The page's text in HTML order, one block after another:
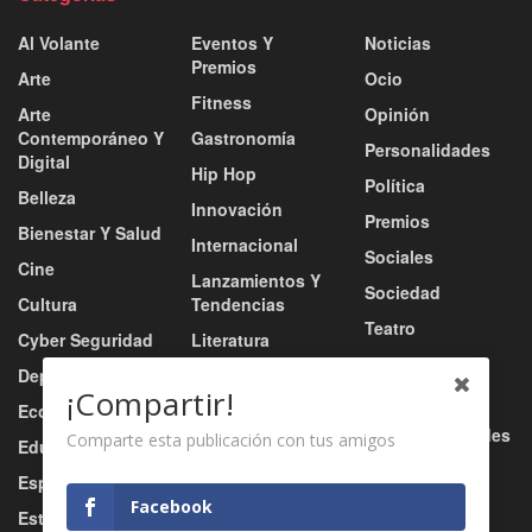
Al Volante
Arte
Arte
Contemporáneo Y
Digital
Belleza
Bienestar Y Salud
Cine
Cultura
Cyber Seguridad
Deportes
Economía
Educación
Esports
Estilo De Vida
Eventos Y
Premios
Fitness
Gastronomía
Hip Hop
Innovación
Internacional
Lanzamientos Y
Tendencias
Literatura
Música
Música Urbana
Nacional
Negocio
Noticias
Ocio
Opinión
Personalidades
Política
Premios
Sociales
Sociedad
Teatro
Tecnología
Tv / Radio / Redes
¡Compartir!
Comparte esta publicación con tus amigos
Facebook